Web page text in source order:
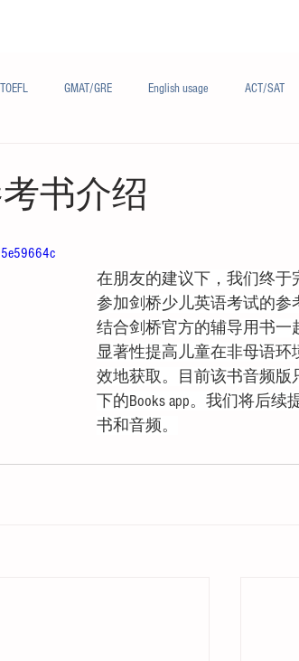
TOEFL GMAT/GRE English usage ACT/SAT
书介绍
在朋友的建议下，我们终于
参加剑桥少儿英语考试的参
结合剑桥官方的辅导用书一
显著性提高儿童在非母语环
效地获取。目前该书音频版
下的Books app。我们将后
书和音频。